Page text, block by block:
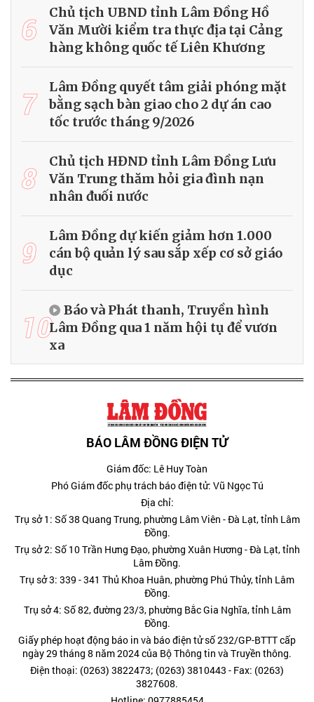
6
Chủ tịch UBND tỉnh Lâm Đồng Hồ
Văn Mười kiểm tra thực địa tại Cảng
hàng không quốc tế Liên Khương
7
Lâm Đồng quyết tâm giải phóng mặt
bằng sạch bàn giao cho 2 dự án cao
tốc trước tháng 9/2026
8
Chủ tịch HĐND tỉnh Lâm Đồng Lưu
Văn Trung thăm hỏi gia đình nạn
nhân đuối nước
9
Lâm Đồng dự kiến giảm hơn 1.000
cán bộ quản lý sau sắp xếp cơ sở giáo
dục
10
Báo và Phát thanh, Truyền hình
Lâm Đồng qua 1 năm hội tụ để vươn
xa
BÁO LÂM ĐỒNG ĐIỆN TỬ
Giám đốc: Lê Huy Toàn
Phó Giám đốc phụ trách báo điện tử: Vũ Ngọc Tú
Địa chỉ:
Trụ sở 1: Số 38 Quang Trung, phường Lâm Viên - Đà Lạt, tỉnh Lâm
Đồng.
Trụ sở 2: Số 10 Trần Hưng Đạo, phường Xuân Hương - Đà Lạt, tỉnh
Lâm Đồng.
Trụ sở 3: 339 - 341 Thủ Khoa Huân, phường Phú Thủy, tỉnh Lâm
Đồng.
Trụ sở 4: Số 82, đường 23/3, phường Bắc Gia Nghĩa, tỉnh Lâm
Đồng.
Giấy phép hoạt động báo in và báo điện tử số 232/GP-BTTT cấp
ngày 29 tháng 8 năm 2024 của Bộ Thông tin và Truyền thông.
Điện thoại: (0263) 3822473; (0263) 3810443 - Fax: (0263)
3827608.